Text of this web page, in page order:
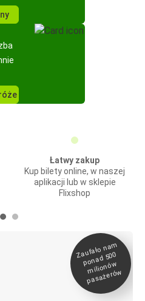
Łatwy zakup
Kup bilety online, w naszej
aplikacji lub w sklepie
Flixshop
Zaufało na
m
ponad 500
milionó
w
pasażeró
w